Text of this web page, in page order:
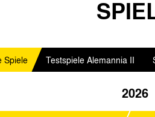
Spiele Testspiele Alemannia II
2026